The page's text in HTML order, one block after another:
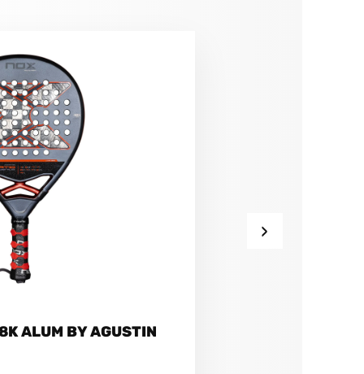
ALUM BY AGUSTIN
›